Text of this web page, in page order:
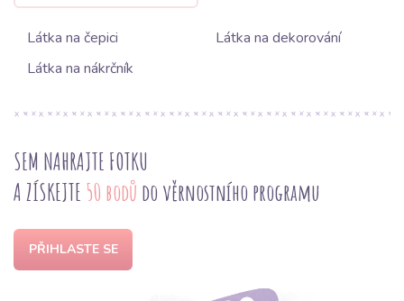
Látka na čepici
Látka na dekorování
Látka na nákrčník
SEM NAHRAJTE FOTKU
A ZÍSKEJTE 50 bodů do věrnostního programu
PŘIHLASTE SE